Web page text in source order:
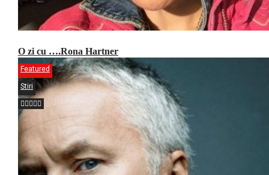
O zi cu ….Rona Hartner
Featured
Stiri